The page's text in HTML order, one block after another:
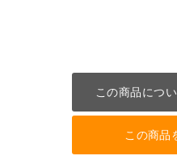
この商品につ
この商品